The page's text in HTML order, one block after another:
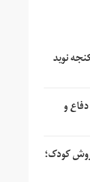
نوید
و
کودک؛